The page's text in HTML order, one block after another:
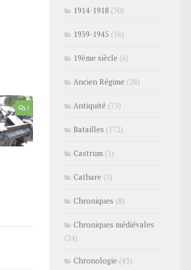
1
1914-1918 (30)
1939-1945 (16)
19ème siècle (6)
Ancien Régime (28)
Antiquité (73)
Batailles (172)
Castrum (1)
Cathare (3)
Chroniques (8)
Chroniques médiévales
(24)
Chronologie (43)